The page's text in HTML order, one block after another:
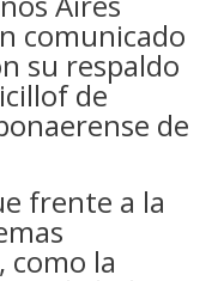
comunicado
su respaldo
de
de
frente a la
como la